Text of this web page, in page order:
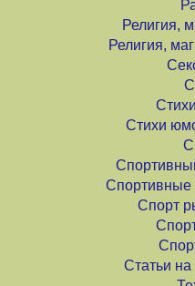
Религия,
Религия,
Стихи
Спортивные
Спорт
Статьи